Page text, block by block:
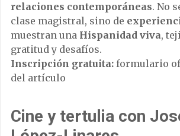
relaciones contemporáneas. No
clase magistral, sino de
muestran una Hispanidad viva,
gratitud y desafíos.
Inscripción gratuita: formulario
del artículo
Cine y tertulia con